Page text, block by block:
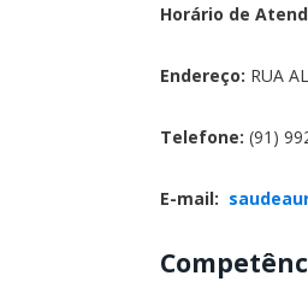
Horário de
Endereço: RUA
Telefone: (91)
E-mail: